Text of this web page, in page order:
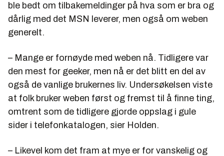
ble bedt om tilbakemeldinger på hva som er bra og
dårlig med det MSN leverer, men også om weben
generelt.
– Mange er fornøyde med weben nå. Tidligere var
den mest for geeker, men nå er det blitt en del av
også de vanlige brukernes liv. Undersøkelsen viste
at folk bruker weben først og fremst til å finne ting,
omtrent som de tidligere gjorde oppslag i gule
sider i telefonkatalogen, sier Holden.
– Likevel kom det fram at mye er for vanskelig og